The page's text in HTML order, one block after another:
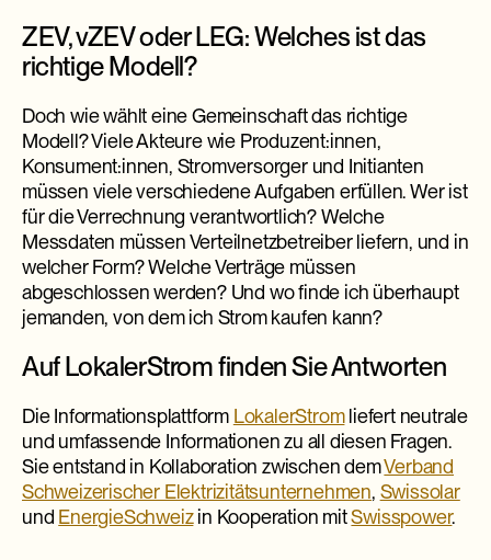
ZEV, vZEV oder LEG: Welches ist das
richtige Modell?
Doch wie wählt eine Gemeinschaft das richtige
Modell? Viele Akteure wie Produzent:innen,
Konsument:innen, Stromversorger und Initianten
müssen viele verschiedene Aufgaben erfüllen. Wer ist
für die Verrechnung verantwortlich? Welche
Messdaten müssen Verteilnetzbetreiber liefern, und in
welcher Form? Welche Verträge müssen
abgeschlossen werden? Und wo finde ich überhaupt
jemanden, von dem ich Strom kaufen kann?
Auf LokalerStrom finden Sie Antworten
Die Informationsplattform LokalerStromliefert neutrale
und umfassende Informationen zu all diesen Fragen.
Sie entstand in Kollaboration zwischen demVerband
Schweizerischer Elektrizitätsunternehmen, Swissolar
und EnergieSchweizin Kooperation mitSwisspower.